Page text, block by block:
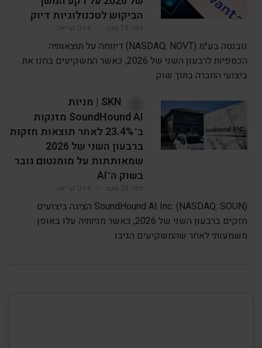
הביקוש לטכנולוגיות דיוק
לפני 19 שעה • 6 דק’ קריאה
נובנטה בע״מ (NASDAQ: NOVT) דיווחה על תוצאותיה
הכספיות לרבעון השני של 2026, כאשר המשקיעים בחנו את
ביצועי החברה בתוך שוק
SKN | מניות
SoundHound AI מזנקות
ב־23.4% לאחר תוצאות חזקות
ברבעון השני של 2026
שמאותתות על מומנטום גובר
בשוק ה־AI
לפני 20 שעה • 6 דק’ קריאה
SoundHound AI Inc. (NASDAQ: SOUN) הציגה ביצועים
חזקים ברבעון השני של 2026, כאשר מניותיה עלו באופן
משמעותי לאחר שהמשקיעים הגיבו